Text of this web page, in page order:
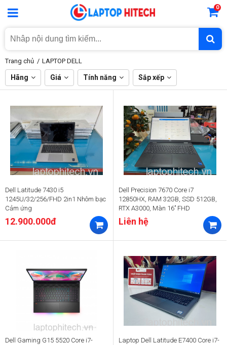
0
Trang chủ LAPTOP DELL
Hãng Giá Tính năng Sắp xếp
Dell Latitude 7430 i5
1245U/32/256/FHD 2in1 Nhôm bạc
Cảm ứng
12.900.000đ
Dell Precision 7670 Core i7
12850HX, RAM 32GB, SSD 512GB,
RTX A3000, Màn 16’’ FHD
Liên hệ
Dell Gaming G15 5520 Core i7-
Laptop Dell Latitude E7400 Core i7-